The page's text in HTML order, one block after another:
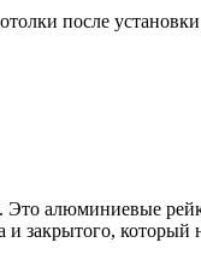
после
Это алюминиевые
и закрытого,